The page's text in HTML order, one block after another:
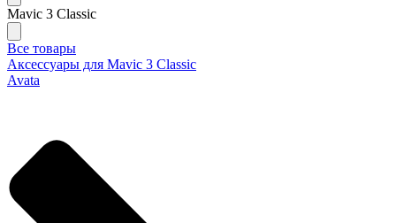
Mavic 3 Classic
Все товары
Аксессуары для Mavic 3 Classic
Avata